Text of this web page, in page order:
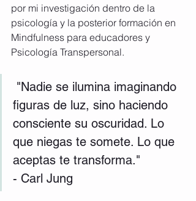
por mi investigación dentro de la
psicología y la posterior formación en
Mindfulness para educadores y
Psicología Transpersonal.
figuras de luz, sino haciendo
consciente su oscuridad. Lo
que niegas te somete. Lo que
aceptas te transforma."
- Carl Jung